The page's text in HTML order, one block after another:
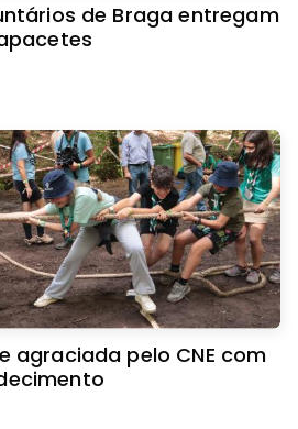
de Braga entregam
pelo CNE com